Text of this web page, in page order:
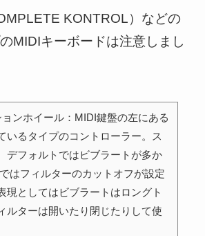
KONTROL）などの
MIDIキーボードは注意しまし
ンホイール：MIDI鍵盤の左にある
いるタイプのコントローラー。ス
デフォルトではビブラートが多か
はフィルターのカットオフが設定
現としてはビブラートはロングト
ルターは開いたり閉じたりして使